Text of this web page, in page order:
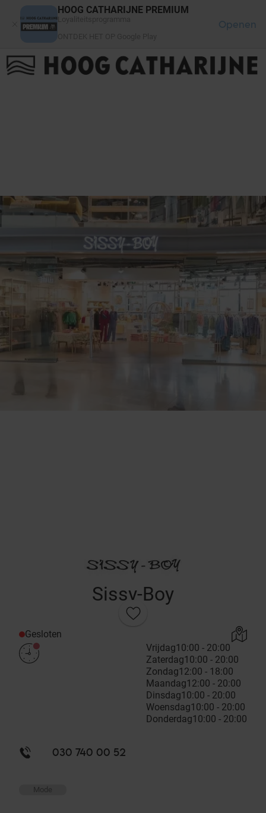
HOOG CATHARIJNE PREMIUM
Openen
FAQ
HET WINKELCENTRUM
LOG IN
Sissy-Boy
Gesloten
Vrijdag10:00 - 20:00
Zaterdag10:00 - 20:00
Zondag12:00 - 18:00
Maandag12:00 - 20:00
Dinsdag10:00 - 20:00
Woensdag10:00 - 20:00
Donderdag10:00 - 20:00
030 740 00 52
Mode
Cookies beheer paneel